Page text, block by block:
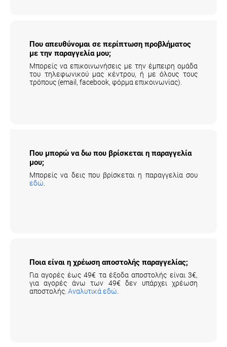
Που απευθύνομαι σε περίπτωση προβλήματος
με την παραγγελία μου;
Μπορείς να επικοινωνήσεις με την έμπειρη ομάδα
του τηλεφωνικού μας κέντρου, ή με όλους τους
τρόπους (email, facebook, φόρμα επικοινωνίας).
Που μπορώ να δω που βρίσκεται η παραγγελία
μου;
Μπορείς να δεις που βρίσκεται η παραγγελία σου
εδώ
Ποια είναι η χρέωση αποστολής παραγγελίας;
Για αγορές έως 49€ τα έξοδα αποστολής είναι 3€,
για αγορές άνω των 49€ δεν υπάρχει χρέωση
αποστολής. Αναλυτικά εδώ